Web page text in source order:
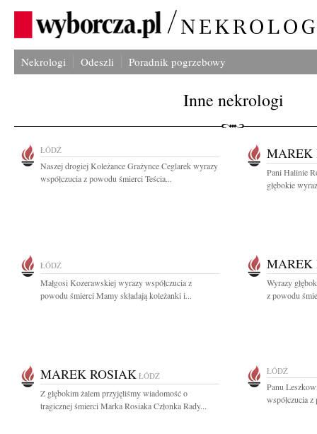
Nekrologi Odeszli Poradnik pogrzebowy
Inne nekrologi
ŁÓDŹ
Naszej drogiej Koleżance Grażynce Ceglarek wyrazy
współczucia z powodu śmierci Teścia...
MAREK
Pani Halinie
głębokie
ŁÓDŹ
Małgosi Kozerawskiej wyrazy współczucia z
powodu śmierci Mamy składają koleżanki i...
MAREK
Wyrazy
z powodu
MAREK ROSIAK ŁÓDŹ
Z głębokim żalem przyjęliśmy wiadomość o
tragicznej śmierci Marka Rosiaka Członka Rady...
ŁÓDŹ
Panu
współczucia